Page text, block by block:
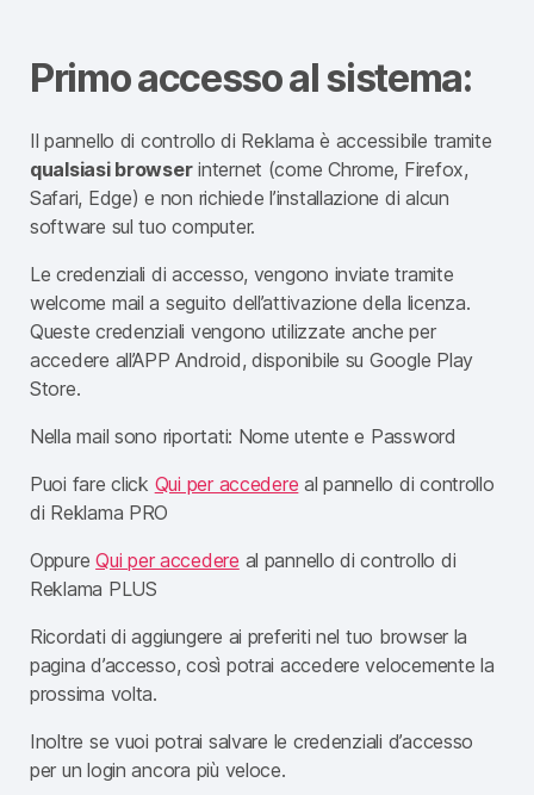
Primo accesso al sistema:
Il pannello di controllo di Reklama è accessibile tramite
qualsiasi browserinternet (come Chrome, Firefox,
Safari, Edge) e non richiede l’installazione di alcun
software sul tuo computer.
Le credenziali di accesso, vengono inviate tramite
welcome mail a seguito dell’attivazione della licenza.
Queste credenziali vengono utilizzate anche per
accedere all’APP Android, disponibile su Google Play
Store.
Nella mail sono riportati: Nome utente e Password
Puoi fare click Qui per accedere al pannello di controllo
di Reklama PRO
OppureQui per accedere al pannello di controllo di
Reklama PLUS
Ricordati di aggiungere ai preferiti nel tuo browser la
pagina d’accesso, così potrai accedere velocemente la
prossima volta.
Inoltre se vuoi potrai salvare le credenziali d’accesso
per un login ancora più veloce.